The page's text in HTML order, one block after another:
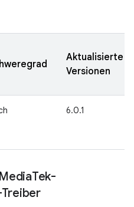
Aktualisierte
Versionen
6.0.1
Tek-